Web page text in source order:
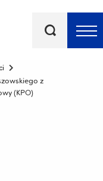
kluczowe
z
(KPO)